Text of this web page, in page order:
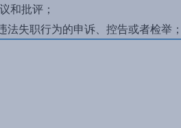
和批评；
失职行为的申诉、控告或者检举；